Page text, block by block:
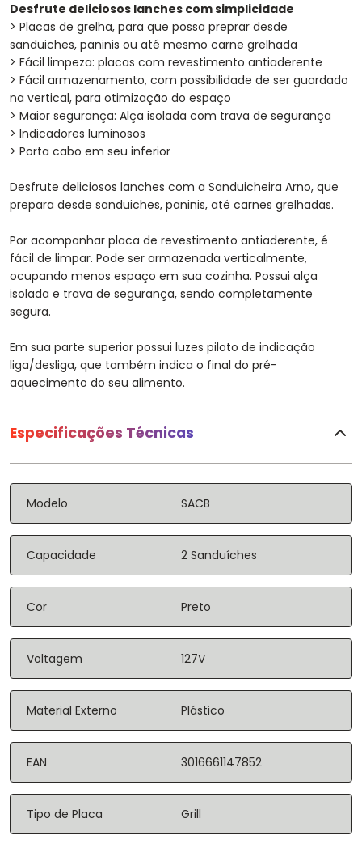
Desfrute deliciosos lanches com simplicidade
> Placas de grelha, para que possa preprar desde
sanduiches, paninis ou até mesmo carne grelhada
> Fácil limpeza: placas com revestimento antiaderente
> Fácil armazenamento, com possibilidade de ser guardado
na vertical, para otimização do espaço
> Maior segurança: Alça isolada com trava de segurança
> Indicadores luminosos
> Porta cabo em seu inferior
Desfrute deliciosos lanches com a Sanduicheira Arno, que
prepara desde sanduiches, paninis, até carnes grelhadas.
Por acompanhar placa de revestimento antiaderente, é
fácil de limpar. Pode ser armazenada verticalmente,
ocupando menos espaço em sua cozinha. Possui alça
isolada e trava de segurança, sendo completamente
segura.
Em sua parte superior possui luzes piloto de indicação
liga/desliga, que também indica o final do pré-
aquecimento do seu alimento.
Especificações Técnicas
Modelo SACB
Capacidade 2 Sanduíches
Cor Preto
Voltagem 127V
Material Externo Plástico
EAN 3016661147852
Tipo de Placa Grill